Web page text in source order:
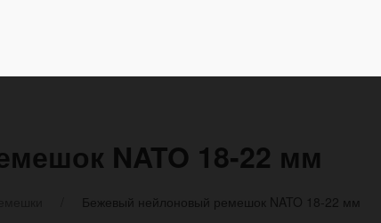
NATO 18-22 мм
Бежевый нейлоновый ремешок NATO 18-22 мм